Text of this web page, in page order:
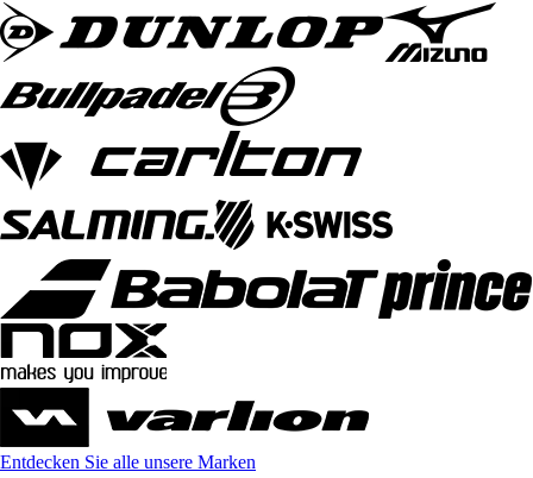
Entdecken Sie alle unsere Marken